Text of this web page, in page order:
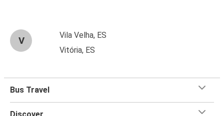
V
Vila Velha, ES
Vitória, ES
Bus Travel